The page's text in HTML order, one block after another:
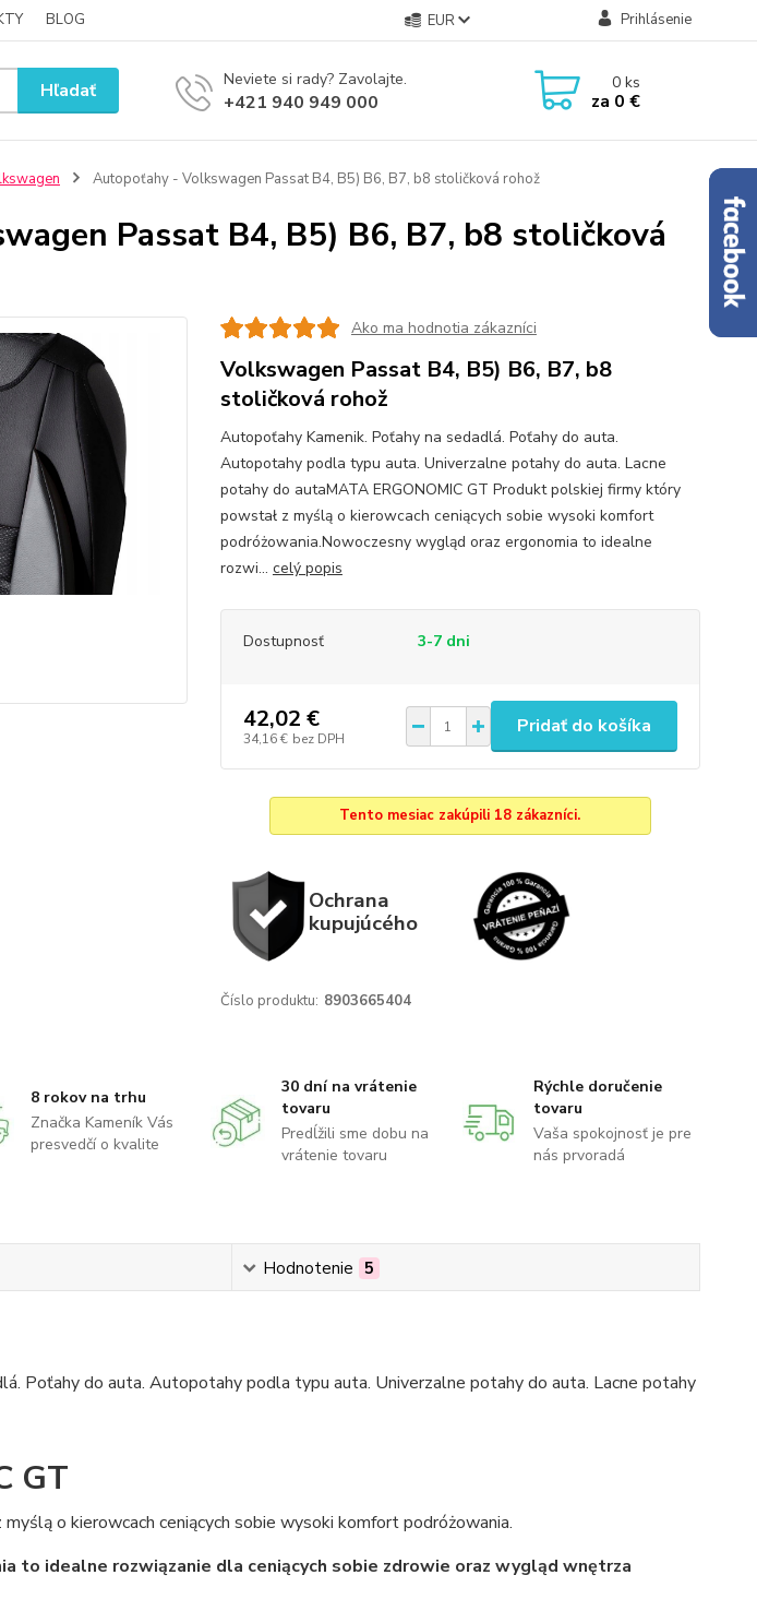
BLOG EUR Prihlásenie
Hľadať Neviete si rady? Zavolajte.
+421 940 949 000
0ks
za 0 €
Autopoťahy - Volkswagen Passat B4, B5) B6, B7, b8 stoličková rohož
Passat B4, B5) B6, B7, b8 stoličková
Ako ma hodnotia zákazníci
Volkswagen Passat B4, B5) B6, B7, b8
stoličková rohož
Autopoťahy Kamenik. Poťahy na sedadlá. Poťahy do auta.
Autopotahy podla typu auta. Univerzalne potahy do auta. Lacne
potahy do autaMATA ERGONOMIC GT Produkt polskiej firmy który
powstał z myślą o kierowcach ceniących sobie wysoki komfort
podróżowania.Nowoczesny wygląd oraz ergonomia to idealne
rozwi... celý popis
Dostupnosť 3-7 dni
42,02 €
34,16 € bez DPH
Pridať do košíka
Tento mesiac zakúpili 18 zákazníci.
Ochrana
kupujúcého
Číslo produktu: 8903665404
8 rokov na trhu
Značka Kameník Vás
presvedčí o kvalite
30 dní na vrátenie
tovaru
Predĺžili sme dobu na
vrátenie tovaru
Rýchle doručenie
tovaru
Vaša spokojnosť je pre
nás prvoradá
Hodnotenie 5
Poťahy do auta. Autopotahy podla typu auta. Univerzalne potahy do auta. Lacne potahy
GT
o kierowcach ceniących sobie wysoki komfort podróżowania.
to idealne rozwiązanie dla ceniących sobie zdrowie oraz wygląd wnętrza